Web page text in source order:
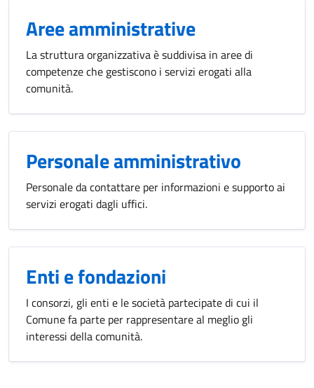
Aree amministrative
La struttura organizzativa è suddivisa in aree di
competenze che gestiscono i servizi erogati alla
comunità.
Personale amministrativo
Personale da contattare per informazioni e supporto ai
servizi erogati dagli uffici.
Enti e fondazioni
I consorzi, gli enti e le società partecipate di cui il
Comune fa parte per rappresentare al meglio gli
interessi della comunità.